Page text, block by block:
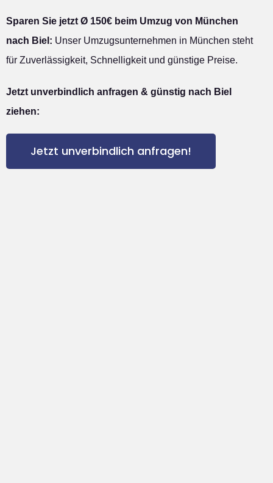
Sparen Sie jetzt Ø 150€ beim Umzug von München
nach Biel: Unser Umzugsunternehmen in München steht
für Zuverlässigkeit, Schnelligkeit und günstige Preise.
Jetzt unverbindlich anfragen & günstig nach Biel
ziehen:
Jetzt unverbindlich anfragen!